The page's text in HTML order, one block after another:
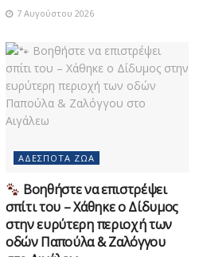
7 Αυγούστου 2026
ΑΔΈΣΠΟΤΑ ΖΏΑ
Βοηθήστε να επιστρέψει
σπίτι του – Χάθηκε ο Δίδυμος
στην ευρύτερη περιοχή των
οδών Παπούλα & Ζαλόγγου